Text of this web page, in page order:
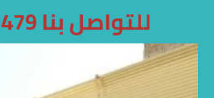
للتواصل بنا 0500441479